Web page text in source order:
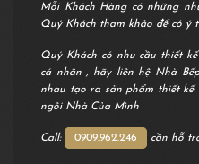
Mỗi Khách Hàng có những
Quý Khách tham khảo để có ý
Quý Khách có nhu cầu thiết
cá nhân , hãy liên hệ Nhà
nhau tạo ra sản phẩm thiết kế
ngôi Nhà Của Mình
Call: 0909.962.246 cần hỗ